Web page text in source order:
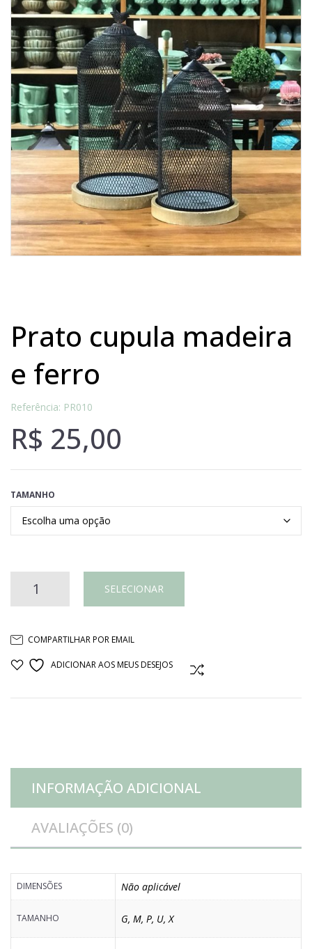
Lost Password
Cadastrar Conta
prato cupula madeira
e ferro
Referência: PR010
R$ 25,00
TAMANHO
Prato
madeira
SELECIONAR
COMPARTILHAR POR EMAIL
ADICIONAR AOS MEUS DESEJOS
INFORMAÇÃO ADICIONAL
AVALIAÇÕES (0)
DIMENSÕES Não aplicável
TAMANHO G, M, P, U,X